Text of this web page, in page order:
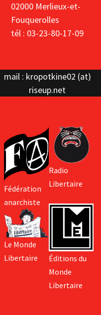
02000 Merlieux-et-
Fouquerolles
tél : 03-23-80-17-09
mail : kropotkine02 (at)
riseup.net
Fédération
anarchiste
Le Monde
Libertaire
Radio
Libertaire
Éditions du
Monde
Libertaire